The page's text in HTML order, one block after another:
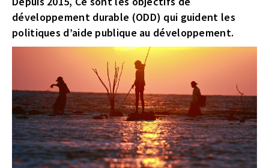
développement durable (ODD) qui guident les
politiques d’aide publique au développement.